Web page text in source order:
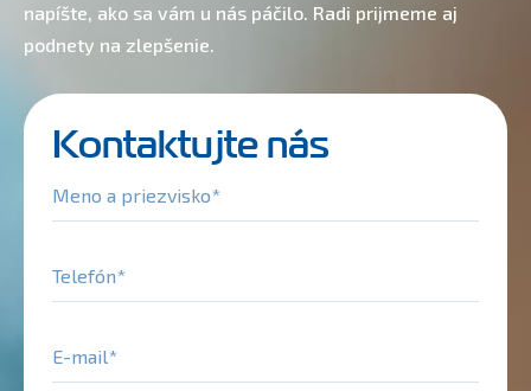
napíšte, ako sa vám u nás páčilo. Radi prijmeme aj
podnety na zlepšenie.
Kontaktujte nás
Meno a priezvisko
Telefón
E-mail